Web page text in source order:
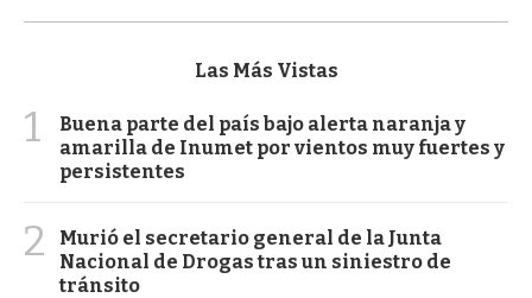
Las Más Vistas
1
Buena parte del país bajo alerta naranja y
amarilla de Inumet por vientos muy fuertes y
persistentes
2
Murió el secretario general de la Junta
Nacional de Drogas tras un siniestro de
tránsito